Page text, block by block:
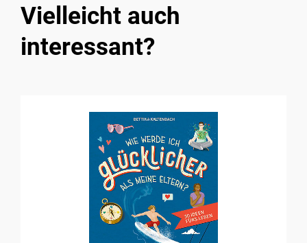
Vielleicht auch
interessant?